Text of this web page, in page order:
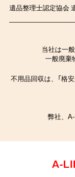
遺品整理士認定協会
当社は一
一般廃棄
不用品回収は、「格安
弊社、
A-